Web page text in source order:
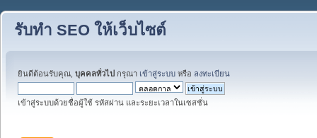
รับทำ SEO ให้เว็บไซต์
ยินดีต้อนรับคุณ, บุคคลทั่วไป กรุณา เข้าสู่ระบบ หรือ ลงทะเบียน
เข้าสู่ระบบด้วยชื่อผู้ใช้ รหัสผ่าน และระยะเวลาในเซสชั่น